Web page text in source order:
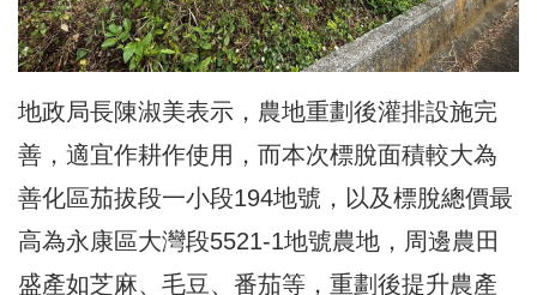
地政局長陳淑美表示，農地重劃後灌排設施完
善，適宜作耕作使用，而本次標脫面積較大為
善化區茄拔段一小段194地號，以及標脫總價最
高為永康區大灣段5521-1地號農地，周邊農田
盛產如芝麻、毛豆、番茄等，重劃後提升農產